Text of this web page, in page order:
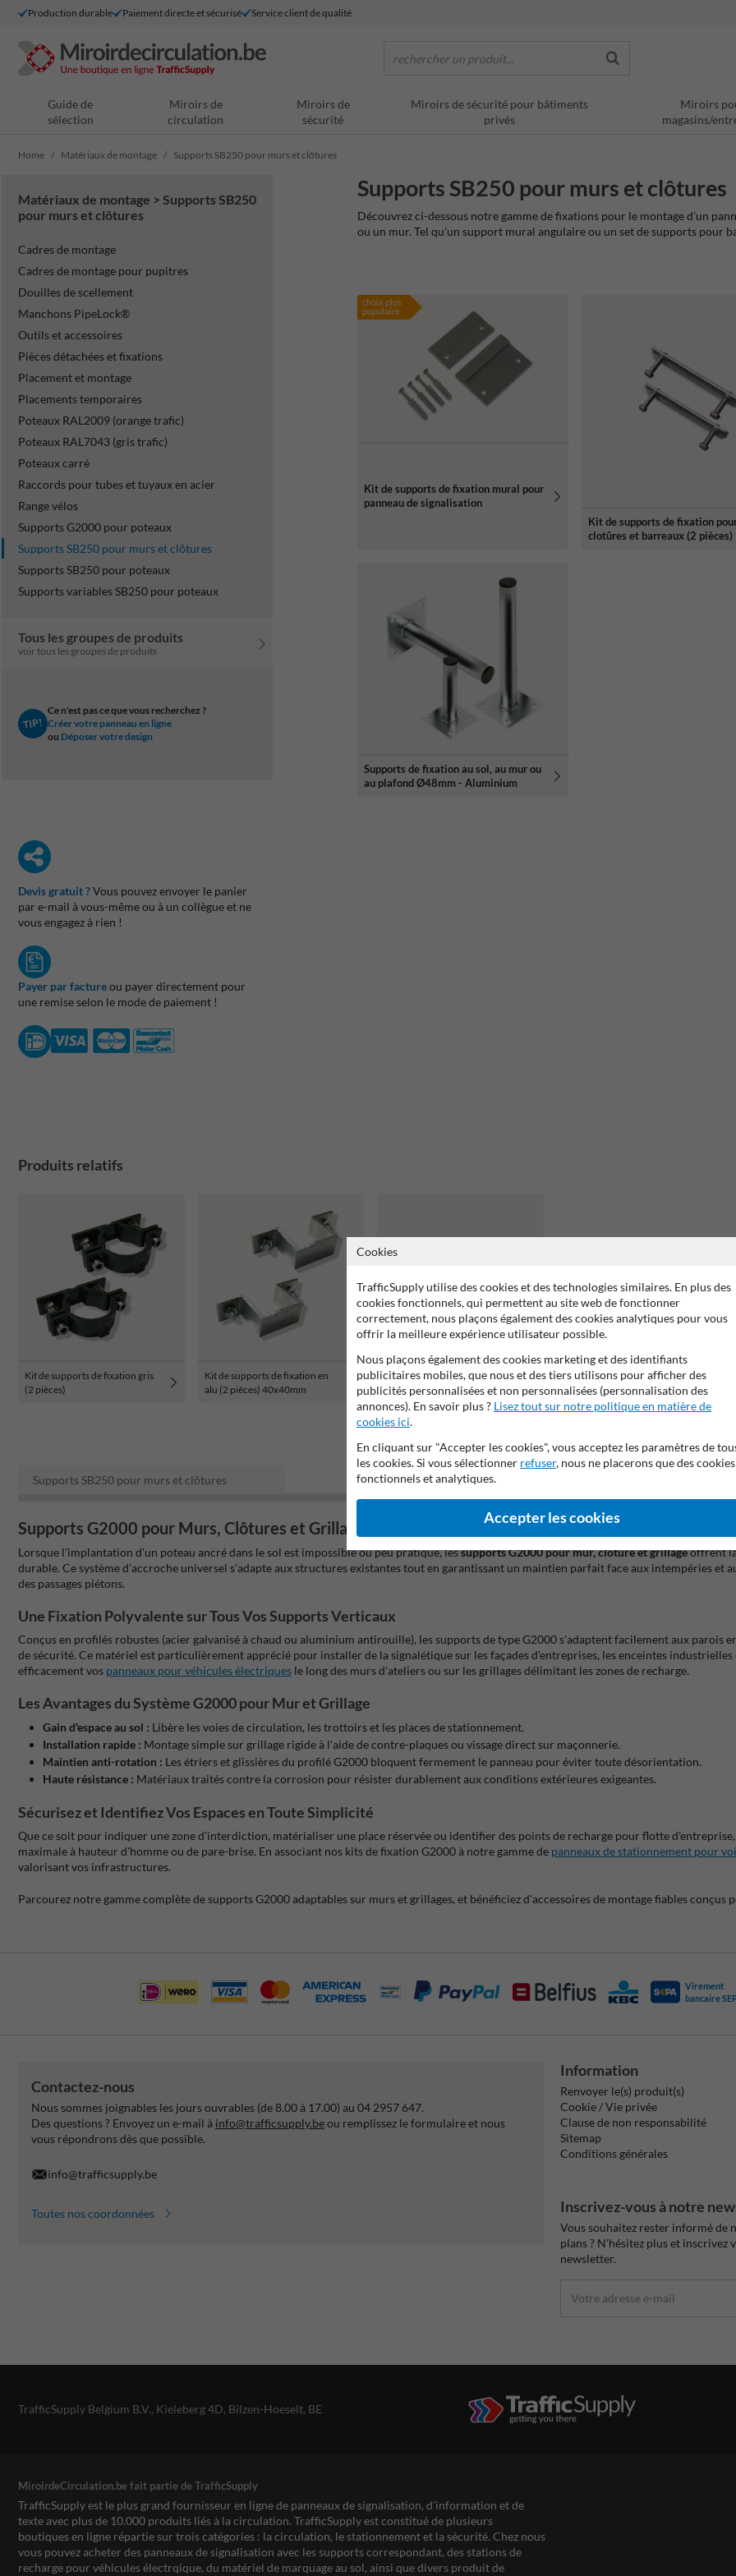
Production durable Paiement directe et sécurisé Service client de qualité
rechercher un produit...
Guide de
sélection
Miroirs de
circulation
Miroirs de
sécurité
Miroirs de sécurité pour bâtiments
privés
Miroirs
magasins/
Home Matériaux de montage Supports SB250 pour murs et clôtures
Matériaux de montage > Supports SB250
pour murs et clôtures
Cadres de montage
Cadres de montage pour pupitres
Douilles de scellement
Manchons PipeLock®
Outils et accessoires
Pièces détachées et fixations
Placement et montage
Placements temporaires
Poteaux RAL2009 (orange trafic)
Poteaux RAL7043 (gris trafic)
Poteaux carré
Raccords pour tubes et tuyaux en acier
Range vélos
Supports G2000 pour poteaux
Supports SB250 pour murs et clôtures
Supports SB250 pour poteaux
Supports variables SB250 pour poteaux
Tous les groupes de produits
voir tous les groupes de produits
TIP!
Ce n'est pas ce que vous recherchez ?
Créer votre panneau en ligne
ou Déposer votre design
Devis gratuit ?Vous pouvez envoyer le panier
par e-mail à vous-même ou à un collègue et ne
vous engagez à rien !
Payer par factureou payer directement pour
une remise selon le mode de paiement !
Supports SB250 pour murs et clôtures
Découvrez ci-dessous notre gamme de fixations pour le montage d'un
ou un mur. Tel qu'un support mural angulaire ou un set de supports pour
choix plus
populaire
Kit de supports de fixation mural pour
panneau de signalisation
Kit de supports de fixation
clotûres et barreaux (2 pièces)
Supports de fixation au sol, au mur ou
au plafond Ø48mm - Aluminium
Produits relatifs
Kit de supports de fixation gris
(2 pièces)
Kit de supports de fixation en
alu (2 pièces) 40x40mm
Support de fixation gris (1
pièce)
Supports SB250 pour murs et clôtures
Supports G2000 pour Murs, Clôtures et Grillages : Fixation Robuste sans Poteau Au Sol
Lorsque l'implantation d'un poteau ancré dans le sol est impossible ou peu pratique, lessupports G2000 pour mur, clôture et grillageoffrent la
durable. Ce système d'accroche universel s’adapte aux structures existantes tout en garantissant un maintien parfait face aux intempéries et
des passages piétons.
Une Fixation Polyvalente sur Tous Vos Supports Verticaux
Conçus en profilés robustes (acier galvanisé à chaud ou aluminium antirouille), les supports de type G2000 s'adaptent facilement aux parois
de sécurité. Ce matériel est particulièrement apprécié pour installer de la signalétique sur les façades d'entreprises, les enceintes
efficacement vos panneaux pour véhicules électriques le long des murs d'ateliers ou sur les grillages délimitant les zones de recharge.
Les Avantages du Système G2000 pour Mur et Grillage
Gain d'espace au sol : Libère les voies de circulation, les trottoirs et les places de stationnement.
Installation rapide : Montage simple sur grillage rigide à l'aide de contre-plaques ou vissage direct sur maçonnerie.
Maintien anti-rotation : Les étriers et glissières du profilé G2000 bloquent fermement le panneau pour éviter toute désorientation.
Haute résistance : Matériaux traités contre la corrosion pour résister durablement aux conditions extérieures exigeantes.
Sécurisez et Identifiez Vos Espaces en Toute Simplicité
Que ce soit pour indiquer une zone d'interdiction, matérialiser une place réservée ou identifier des points de recharge pour flotte
maximale à hauteur d'homme ou de pare-brise. En associant nos kits de fixation G2000 à notre gamme de panneaux de stationnement pour
valorisant vos infrastructures.
Parcourez notre gamme complète de supports G2000 adaptables sur murs et grillages, et bénéficiez d'accessoires de montage fiables
Virement
bancaire
Contactez-nous
Nous sommes joignables les jours ouvrables (de 8.00 à 17.00) au 04 2957 647.
Des questions ? Envoyez un e-mail à info@trafficsupply.beou remplissez le formulaire et nous
vous répondrons dès que possible.
info@trafficsupply.be
Toutes nos coordonnées
Information
Renvoyer le(s) produit(s)
Cookie / Vie privée
Clause de non responsabilité
Sitemap
Conditions générales
Inscrivez-vous à notre
Vous souhaitez rester informé de
plans ? N'hésitez plus et inscrivez
newsletter.
TrafficSupply Belgium B.V., Kieleberg 4D, Bilzen-Hoeselt, BE
MiroirdeCirculation.be fait partie de TrafficSupply
TrafficSupply est le plus grand fournisseur en ligne de panneaux de signalisation, d'information et de
texte avec plus de 10.000 produits liés à la circulation. TrafficSupply est constitué de plusieurs
boutiques en ligne répartie sur trois catégories : la circulation, le stationnement et la sécurité. Chez nous
vous pouvez acheter des panneaux de signalisation avec les supports correspondant, des stations de
recharge pour véhicules électrqique, du matériel de marquage au sol, ainsi que divers produit de
Cookies
TrafficSupply utilise des cookies et des technologies similaires. En plus des
cookies fonctionnels, qui permettent au site web de fonctionner
correctement, nous plaçons également des cookies analytiques pour vous
offrir la meilleure expérience utilisateur possible.
Nous plaçons également des cookies marketing et des identifiants
publicitaires mobiles, que nous et des tiers utilisons pour afficher des
publicités personnalisées et non personnalisées (personnalisation des
annonces). En savoir plus ? Lisez tout sur notre politique en matière de
cookies ici.
En cliquant sur "Accepter les cookies", vous acceptez les paramètres de
les cookies. Si vous sélectionner refuser, nous ne placerons que des cookies
fonctionnels et analytiques.
Accepter les cookies